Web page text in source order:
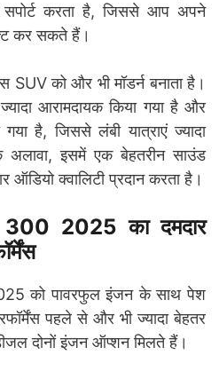
करता है, जिससे आप अपने
कर सकते हैं।
को और भी मॉडर्न बनाता है।
आरामदायक किया गया है और
है, जिससे लंबी यात्राएं ज्यादा
इसमें एक बेहतरीन साउंड
ऑडियो क्वालिटी प्रदान करता है।
2025 का दमदार
को पावरफुल इंजन के साथ पेश
पहले से और भी ज्यादा बेहतर
दोनों इंजन ऑप्शन मिलते हैं।